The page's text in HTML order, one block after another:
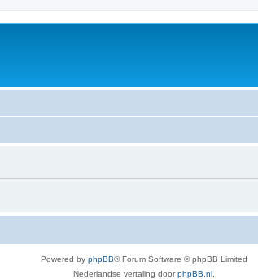
Powered by phpBB® Forum Software © phpBB Limited
Nederlandse vertaling doorphpBB.nl